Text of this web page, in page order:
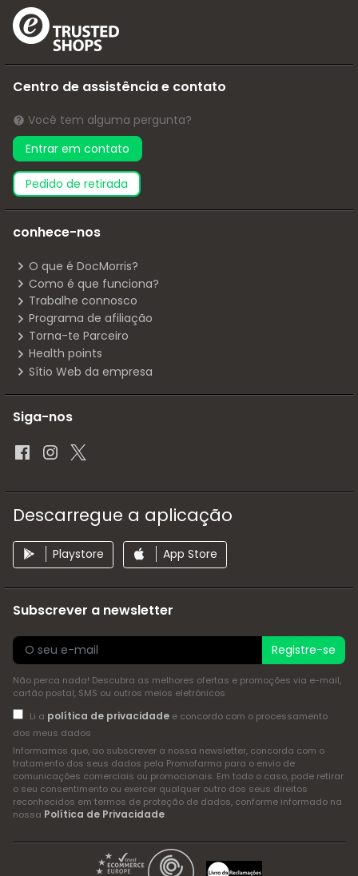
Centro de assistência e contato
Você tem alguma pergunta?
Entrar em contato
pedido de retirada
conhece-nos
O que é DocMorris?
Como é que funciona?
Trabalhe connosco
Programa de afiliação
Torna-te Parceiro
Health points
Sítio Web da empresa
Siga-nos
Descarregue a aplicação
Playstore App Store
Subscrever a newsletter
Registre-se
Não perca nada! Descubra as melhores ofertas e promoções via e-mail,
cartão postal, SMS ou outros meios eletrónicos
Li a política de privacidadee concordo com o processamento
dos meus dados
Informamos que, ao subscrever a nossa newsletter, concorda com o
tratamento dos seus dados pela Promofarma para o envio de
comunicações comerciais ou promocionais. Em todo o caso, pode retirar
o seu consentimento ou exercer qualquer outro dos seus direitos
reconhecidos em termos de proteção de dados, conforme informado na
nossa Política de Privacidade.